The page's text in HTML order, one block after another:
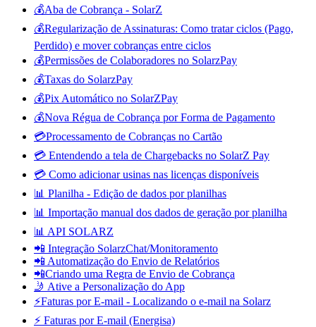
💰Aba de Cobrança - SolarZ
💰Regularização de Assinaturas: Como tratar ciclos (Pago,
Perdido) e mover cobranças entre ciclos
💰Permissões de Colaboradores no SolarzPay
💰Taxas do SolarzPay
💰Pix Automático no SolarZPay
💰Nova Régua de Cobrança por Forma de Pagamento
💳Processamento de Cobranças no Cartão
💳 Entendendo a tela de Chargebacks no SolarZ Pay
💳 Como adicionar usinas nas licenças disponíveis
📊 Planilha - Edição de dados por planilhas
📊 Importação manual dos dados de geração por planilha
📊 API SOLARZ
📲 Integração SolarzChat/Monitoramento
📲 Automatização do Envio de Relatórios
📲Criando uma Regra de Envio de Cobrança
🤳 Ative a Personalização do App
⚡Faturas por E-mail - Localizando o e-mail na Solarz
⚡ Faturas por E-mail (Energisa)